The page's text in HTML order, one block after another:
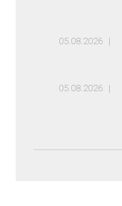
05.08.2026
05.08.2026